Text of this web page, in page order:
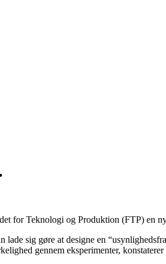
for Teknologi og Produktion (FTP) en
lade sig gøre at designe en
gennem eksperimenter,